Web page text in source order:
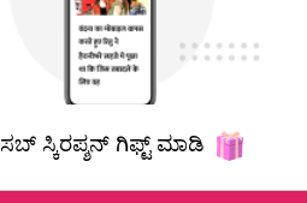
ಸಬ್ ಸ್ಕಿರಪ್ಶನ್ ಗಿಫ್ಟ್ ಮಾಡಿ